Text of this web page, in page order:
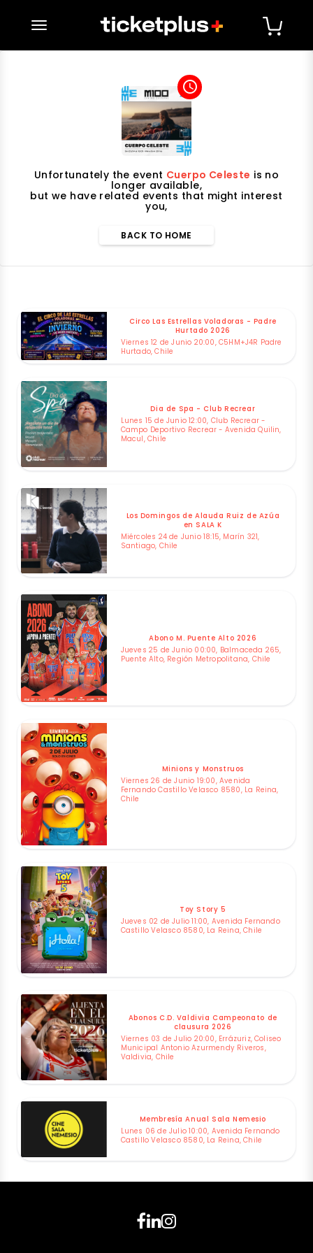
desplegar navegación
access_time
Unfortunately the event Cuerpo Celeste is no
longer available,
but we have related events that might interest
you,
BACK TO HOME
Circo Las Estrellas Voladoras - Padre
Hurtado 2026
Viernes 12 de Junio 20:00, C5HM+J4R Padre
Hurtado, Chile
Dia de Spa - Club Recrear
Lunes 15 de Junio 12:00, Club Recrear -
Campo Deportivo Recrear - Avenida Quilin,
Macul, Chile
Los Domingos de Alauda Ruiz de Azúa
en SALA K
Miércoles 24 de Junio 18:15, Marín 321,
Santiago, Chile
Abono M. Puente Alto 2026
Jueves 25 de Junio 00:00, Balmaceda 265,
Puente Alto, Región Metropolitana, Chile
Minions y Monstruos
Viernes 26 de Junio 19:00, Avenida
Fernando Castillo Velasco 8580, La Reina,
Chile
Toy Story 5
Jueves 02 de Julio 11:00, Avenida Fernando
Castillo Velasco 8580, La Reina, Chile
Abonos C.D. Valdivia Campeonato de
clausura 2026
Viernes 03 de Julio 20:00, Errázuriz, Coliseo
Municipal Antonio Azurmendy Riveros,
Valdivia, Chile
Membresía Anual Sala Nemesio
Lunes 06 de Julio 10:00, Avenida Fernando
Castillo Velasco 8580, La Reina, Chile